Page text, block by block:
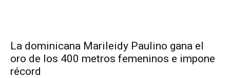
La dominicana Marileidy Paulino gana el
oro de los 400 metros femeninos e impone
récord